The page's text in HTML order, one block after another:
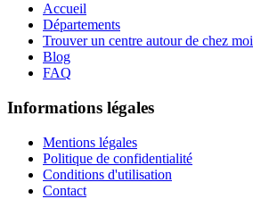
Accueil
Départements
Trouver un centre autour de chez moi
Blog
FAQ
Informations légales
Mentions légales
Politique de confidentialité
Conditions d'utilisation
Contact